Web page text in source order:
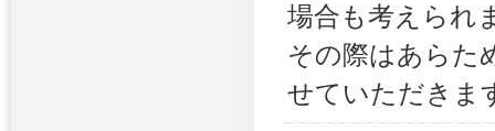
場合も考えられ
その際はあらた
せていただきま